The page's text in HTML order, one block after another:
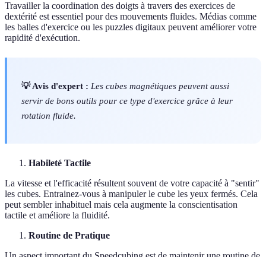
Travailler la coordination des doigts à travers des exercices de
dextérité est essentiel pour des mouvements fluides. Médias comme
les balles d'exercice ou les puzzles digitaux peuvent améliorer votre
rapidité d'exécution.
💡 Avis d'expert : Les cubes magnétiques peuvent aussi
servir de bons outils pour ce type d'exercice grâce à leur
rotation fluide.
Habileté Tactile
La vitesse et l'efficacité résultent souvent de votre capacité à "sentir"
les cubes. Entrainez-vous à manipuler le cube les yeux fermés. Cela
peut sembler inhabituel mais cela augmente la conscientisation
tactile et améliore la fluidité.
Routine de Pratique